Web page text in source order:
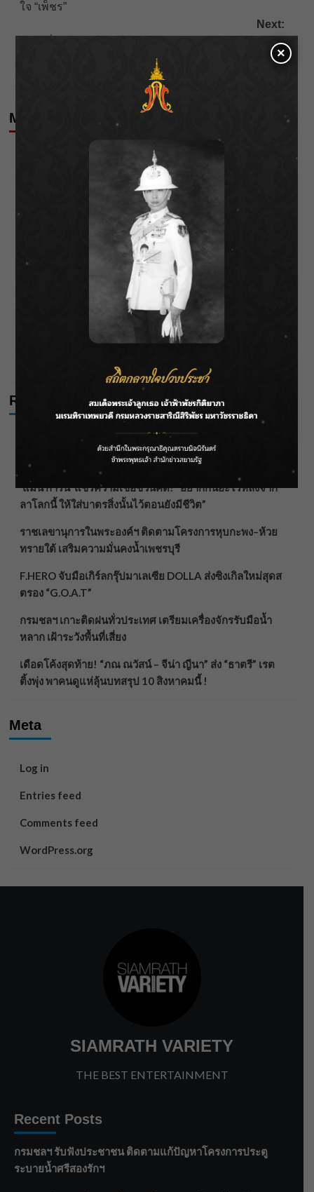
ใจ “เพ็ชร”
Next:
“แดนนี่” แย่งไมค์ ขอโทษนักร้อง – มือเบส รับเมาจริง ยก
เป็นบทเรียน ไม่เอาเรื่องโซเชียล อยากด่าก็ด่าเลย
More StoriesEditor's Picks
นัตตี้” ยอมรับชีวิตไอดอลไม่ง่าย 10 ปีที่ต้องสู้จนมีวัน
“เป็กกี้ ศรีธัญญา” ไม่เข็ดกับความรัก !! แม้จะมีรักครั้ง
ใหม่ที่สดใสกว่าเดิม แต่ยอมรับว่าเธอไม่คิดจะแต่งงาน
เป็นครั้งที่ 2
วิวาห์ล่ม “กระติ๊บ ชวัลกร” ประกาศยุติความสัมพันธ์
“ปั่น” ปิดฉากรักเกือบ 15 ปี
Recent Posts
กรมชลฯ รับฟังประชาชน ติดตามแก้ปัญหาโครงการประตู
‘แมน การิน’ แชร์ความเชื่อชวนคิด! “อยากกินอะไรหลังจาก
ลาโลกนี้ ให้ใส่บาตรสิ่งนั้นไว้ตอนยังมีชีวิต”
ราชเลขานุการในพระองค์ฯ ติดตามโครงการหุบกะพง–ห้วย
ทรายใต้ เสริมความมั่นคงน้ำเพชรบุรี
F.HERO จับมือเกิร์ลกรุ๊ปมาเลเซีย DOLLA ส่งซิงเกิลใหม่สุดส
ตรอง “G.O.A.T”
กรมชลฯ เกาะติดฝนทั่วประเทศ เตรียมเครื่องจักรรับมือน้ำ
หลาก เฝ้าระวังพื้นที่เสี่ยง
เดือดโค้งสุดท้าย! “ภณ ณวัสน์ – จีน่า ญีนา” ส่ง “ธาตรี” เรต
ติ้งพุ่ง พาคนดูแห่ลุ้นบทสรุป 10 สิงหาคมนี้ !
Meta
Log in
Entries feed
Comments feed
WordPress.org
SIAMRATH VARIETY
THE BEST ENTERTAINMENT
Recent Posts
กรมชลฯ รับฟังประชาชน ติดตามแก้ปัญหาโครงการประตู
ระบายน้ำศรีสองรักฯ
×